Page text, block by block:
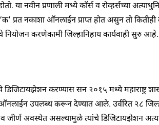
नवीन प्रणाली मध्ये कॉर्स व रोव्हर्सच्या
प्रत नकाशा ऑनलाईन प्राप्त होत असुन तो
करणेकामी जिल्हानिहाय कार्यवाही सुरु
करण्यास सन २०१५ मध्ये महाराष्ट्र
उपलब्ध करून देण्यात आले. उर्वरित २८
अवस्थेत असल्यामुळे त्यांचे डिजिटायझेशन